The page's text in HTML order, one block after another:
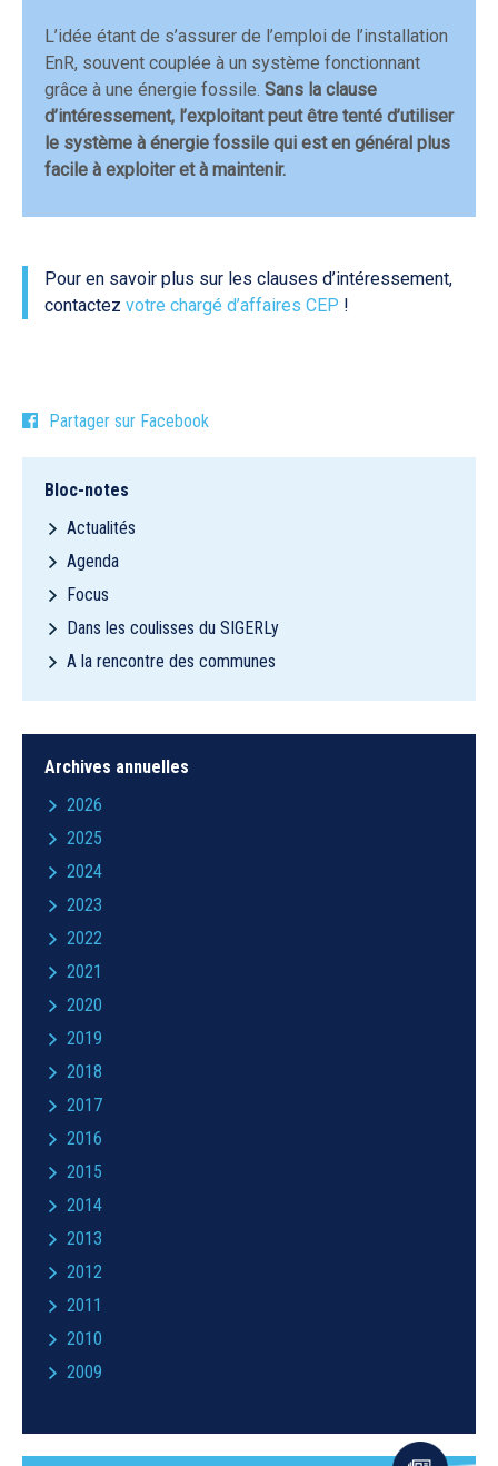
L’idée étant de s’assurer de l’emploi de l’installation
EnR, souvent couplée à un système fonctionnant
grâce à une énergie fossile. Sans la clause
d’intéressement, l’exploitant peut être tenté d’utiliser
le système à énergie fossile qui est en général plus
facile à exploiter et à maintenir.
Pour en savoir plus sur les clauses d’intéressement,
contactez votre chargé d’affaires CEP !
Partager sur Facebook
Bloc-notes
Actualités
Agenda
Focus
Dans les coulisses du SIGERLy
A la rencontre des communes
Archives annuelles
2026
2025
2024
2023
2022
2021
2020
2019
2018
2017
2016
2015
2014
2013
2012
2011
2010
2009